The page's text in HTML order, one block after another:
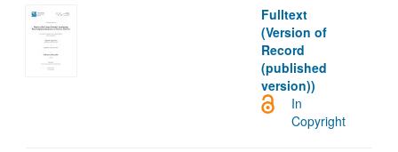
Fulltext
(Version of
Record
(published
version))
In
Copyright